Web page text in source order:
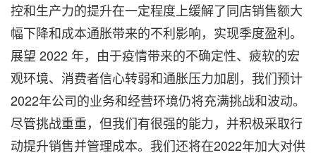
控和生产力的提升在一定程度上缓解了同店销售额大
幅下降和成本通胀带来的不利影响，实现季度盈利。
展望 2022 年，由于疫情带来的不确定性、疲软的宏
观环境、消费者信心转弱和通胀压力加剧，我们预计
2022年公司的业务和经营环境仍将充满挑战和波动。
尽管挑战重重，但我们有很强的能力，并积极采取行
动提升销售并管理成本。我们还将在2022年加大对供